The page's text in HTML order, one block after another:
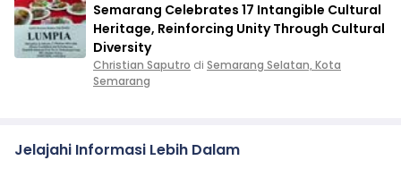
Semarang Celebrates 17 Intangible Cultural
Heritage, Reinforcing Unity Through Cultural
Diversity
Christian Saputro di Semarang Selatan, Kota
Semarang
Jelajahi Informasi Lebih Dalam